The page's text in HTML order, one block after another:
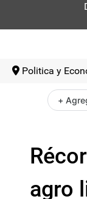
Politica y
+
agro